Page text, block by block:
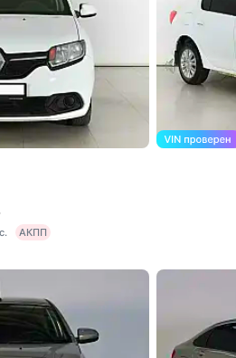
АКПП